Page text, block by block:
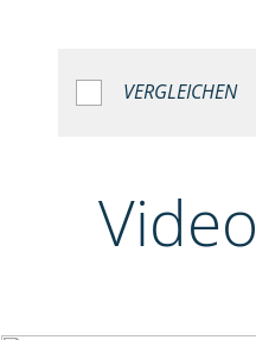
VERGLEICHEN
Video